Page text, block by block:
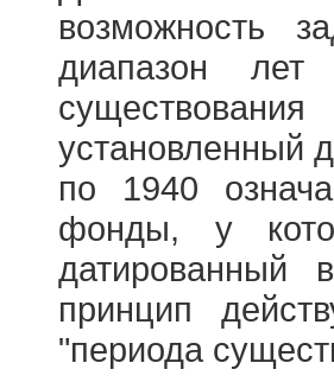
возможность
диапазон
установленный
по 1940
фонды, у
датированный
принцип
"периода